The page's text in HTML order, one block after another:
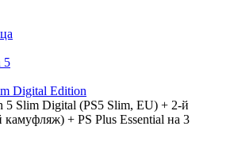
5
Digital Edition
5 Slim Digital (PS5 Slim, EU) + 2-й
камуфляж) + PS Plus Essential на 3